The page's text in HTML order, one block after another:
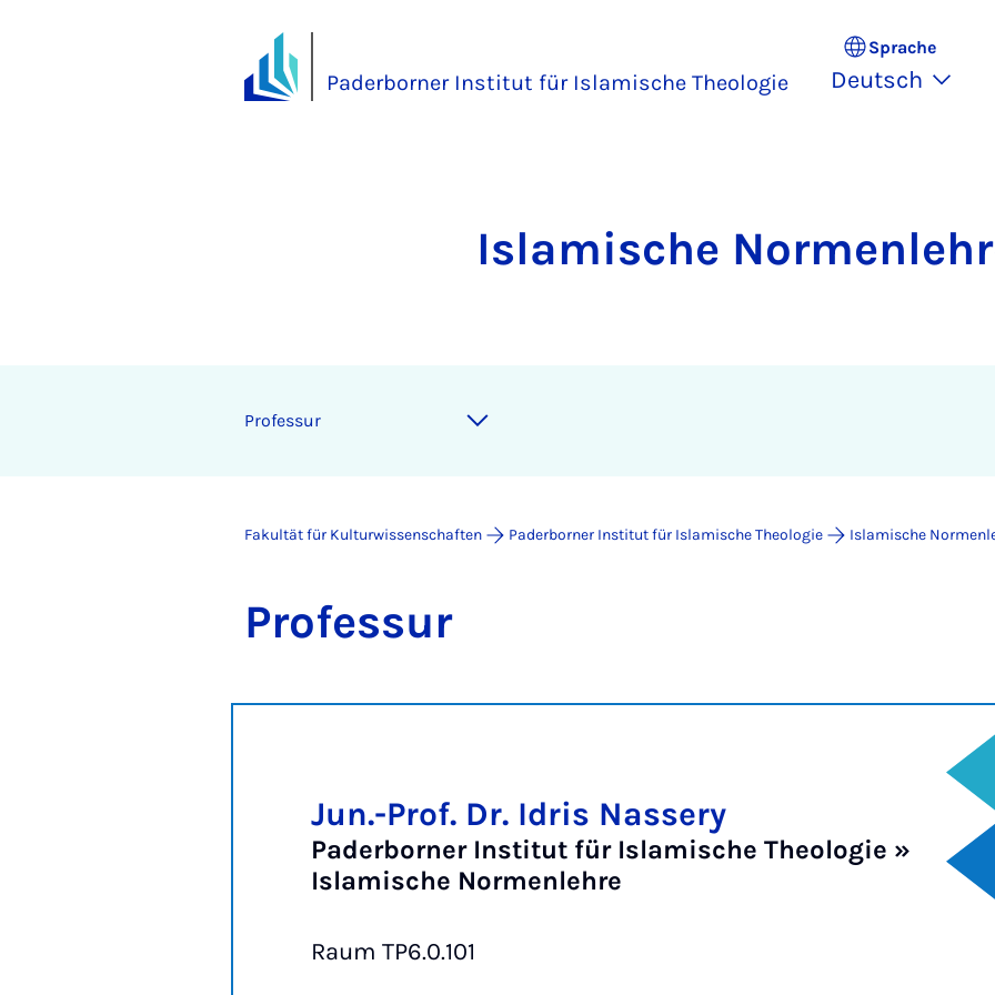
Paderborner Institut für Islamische Theologie
Sprache
Deutsch
Islamische
Pro­fes­sur
Fakultät für Kulturwissenschaften Paderborner Institut für Islamische Theologie Islamische
Pro­fes­sur
Jun.-Prof. Dr. Idris Nassery
Paderborner Institut für Islamische Theologie »
Islamische Normenlehre
Raum TP6.0.101